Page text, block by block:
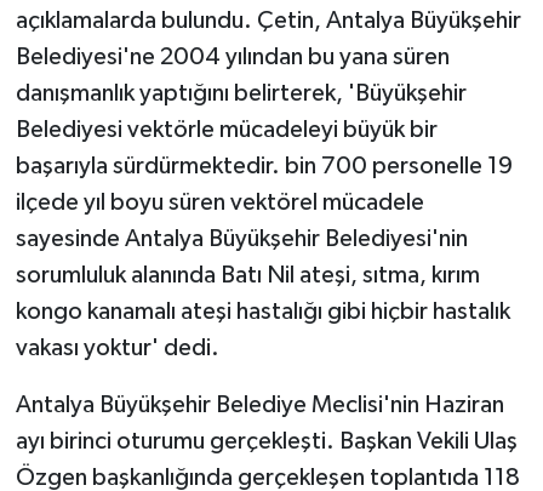
açıklamalarda bulundu. Çetin, Antalya Büyükşehir
Belediyesi'ne 2004 yılından bu yana süren
danışmanlık yaptığını belirterek, 'Büyükşehir
Belediyesi vektörle mücadeleyi büyük bir
başarıyla sürdürmektedir. bin 700 personelle 19
ilçede yıl boyu süren vektörel mücadele
sayesinde Antalya Büyükşehir Belediyesi'nin
sorumluluk alanında Batı Nil ateşi, sıtma, kırım
kongo kanamalı ateşi hastalığı gibi hiçbir hastalık
vakası yoktur' dedi.
Antalya Büyükşehir Belediye Meclisi'nin Haziran
ayı birinci oturumu gerçekleşti. Başkan Vekili Ulaş
Özgen başkanlığında gerçekleşen toplantıda 118
Sağlık
SİYASET
SPOR HABERLERİ
TEKNOLOJİ
Turizm
ÜLKE GÜNDEMİ
YAŞAM